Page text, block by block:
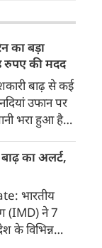
का बड़ा
रुपए की मदद
बाढ़ से कई
उफान पर
भरा हुआ है।
है। इस बीच
हेमंत सोरेन ने
की सहायता के
की घोषणा
का अलर्ट,
भारतीय
(IMD) ने 7
के विभिन्न